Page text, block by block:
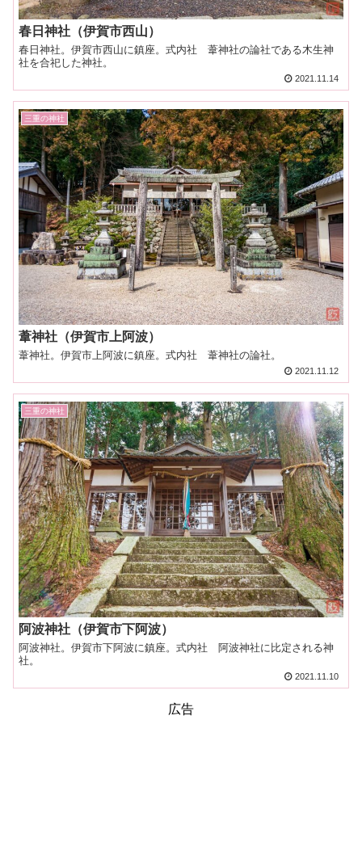
春日神社（伊賀市西山）
春日神社。伊賀市西山に鎮座。式内社 葦神社の論社である木生神
社を合祀した神社。
2021.11.14
三重の神社
葦神社（伊賀市上阿波）
葦神社。伊賀市上阿波に鎮座。式内社 葦神社の論社。
2021.11.12
三重の神社
阿波神社（伊賀市下阿波）
阿波神社。伊賀市下阿波に鎮座。式内社 阿波神社に比定される神
社。
2021.11.10
広告